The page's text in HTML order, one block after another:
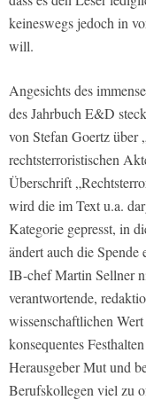
keineswegs jedoch in
will.
Angesichts des
des Jahrbuch E&D
von Stefan Goertz über
rechtsterroristischen
Überschrift
wird die im Text u.a.
Kategorie gepresst, in
ändert auch die Spende
IB-chef Martin Sellner
verantwortende,
wissenschaftlichen
konsequentes
Herausgeber Mut und
Berufskollegen viel zu